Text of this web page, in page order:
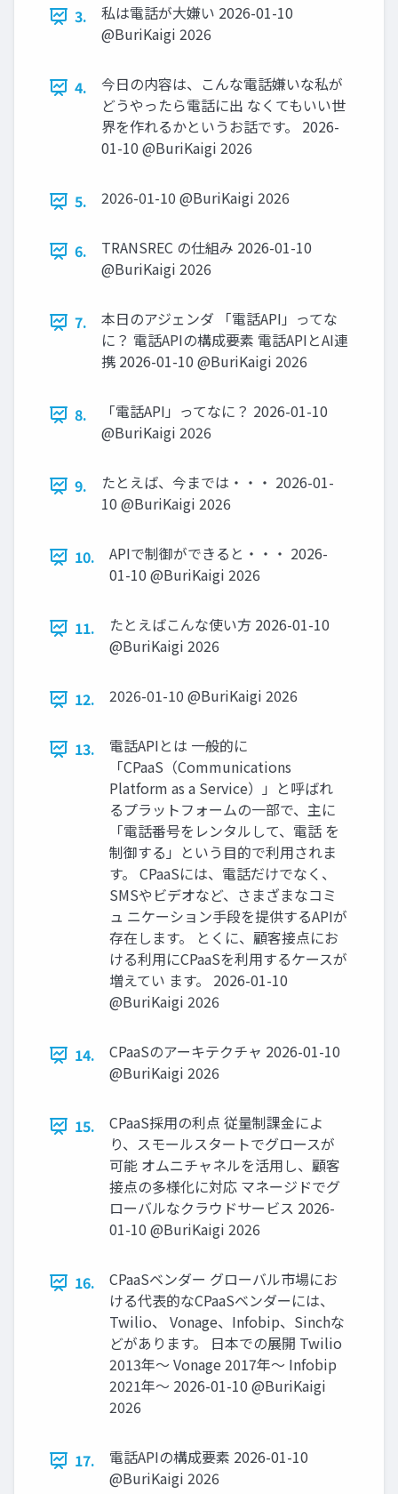
3.
私は電話が⼤嫌い 2026-01-10
@BuriKaigi 2026
4.
今⽇の内容は、こんな電話嫌いな私が
どうやったら電話に出 なくてもいい世
界を作れるかというお話です。 2026-
01-10 @BuriKaigi 2026
5. 2026-01-10 @BuriKaigi 2026
6.
TRANSREC の仕組み 2026-01-10
@BuriKaigi 2026
7.
本⽇のアジェンダ 「電話API」ってな
に？ 電話APIの構成要素 電話APIとAI連
携 2026-01-10 @BuriKaigi 2026
8.
「電話API」ってなに？ 2026-01-10
@BuriKaigi 2026
9.
たとえば、今までは・・・ 2026-01-
10 @BuriKaigi 2026
10.
APIで制御ができると・・・ 2026-
01-10 @BuriKaigi 2026
11.
たとえばこんな使い⽅ 2026-01-10
@BuriKaigi 2026
12. 2026-01-10 @BuriKaigi 2026
13.
電話APIとは ⼀般的に
「CPaaS（Communications
Platform as a Service）」と呼ばれ
るプラットフォームの⼀部で、主に
「電話番号をレンタルして、電話 を
制御する」という⽬的で利⽤されま
す。 CPaaSには、電話だけでなく、
SMSやビデオなど、さまざまなコミ
ュ ニケーション⼿段を提供するAPIが
存在します。 とくに、顧客接点にお
ける利⽤にCPaaSを利⽤するケースが
増えてい ます。 2026-01-10
@BuriKaigi 2026
14.
CPaaSのアーキテクチャ 2026-01-10
@BuriKaigi 2026
15.
CPaaS採⽤の利点 従量制課⾦によ
り、スモールスタートでグロースが
可能 オムニチャネルを活⽤し、顧客
接点の多様化に対応 マネージドでグ
ローバルなクラウドサービス 2026-
01-10 @BuriKaigi 2026
16.
CPaaSベンダー グローバル市場にお
ける代表的なCPaaSベンダーには、
Twilio、 Vonage、Infobip、Sinchな
どがあります。 ⽇本での展開 Twilio
2013年〜 Vonage 2017年〜 Infobip
2021年〜 2026-01-10 @BuriKaigi
2026
17.
電話APIの構成要素 2026-01-10
@BuriKaigi 2026